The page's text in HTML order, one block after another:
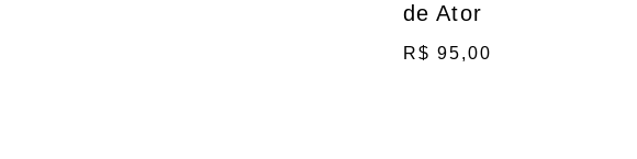
de Ator
R$ 95,00